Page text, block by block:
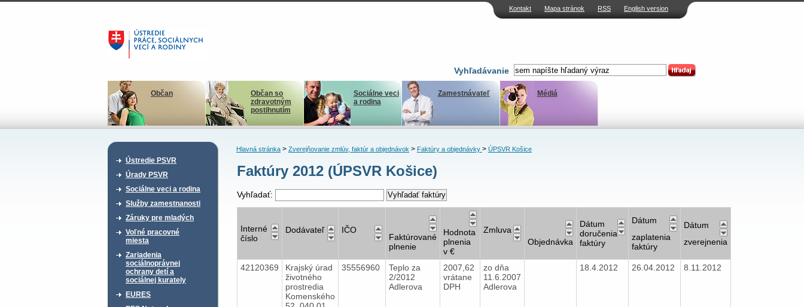
Kontakt Mapa stránok RSS English version
Vyhľadávanie
Občan
Občan so
zdravotným
postihnutím
Sociálne veci
a rodina
Zamestnávateľ Médiá
Ústredie PSVR
Úrady PSVR
Sociálne veci a rodina
Služby zamestnanosti
Záruky pre mladých
Voľné pracovné
miesta
Zariadenia
sociálnoprávnej
ochrany detí a
sociálnej kurately
EURES
Hlavná stránka> Zverejňovanie zmlúv, faktúr a objednávok> Faktúry a objednávky > ÚPSVR Košice
Faktúry 2012 (ÚPSVR Košice)
Vyhľadať:
Interné
číslo
Dodávateľ IČO
Faktúrované
plnenie
Hodnota
plnenia
v €
Zmluva
Objednávka
Dátum
doručenia
faktúry
Dátum
zaplatenia
faktúry
Dátum
zverejnenia
42120369
Krajský úrad
životného
prostredia
Komenského
35556960
Teplo za
2/2012
Adlerova
2007,62
vrátane
DPH
zo dňa
11.6.2007
Adlerova
18.4.2012 26.04.2012 8.11.2012